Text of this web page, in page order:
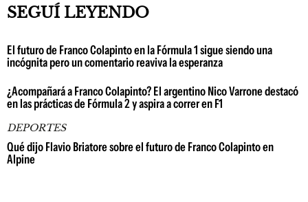
SEGUÍ LEYENDO
El futuro de Franco Colapinto en la Fórmula 1 sigue siendo una
incógnita pero un comentario reaviva la esperanza
¿Acompañará a Franco Colapinto? El argentino Nico Varrone destacó
en las prácticas de Fórmula 2 y aspira a correr en F1
DEPORTES
Qué dijo Flavio Briatore sobre el futuro de Franco Colapinto en
Alpine